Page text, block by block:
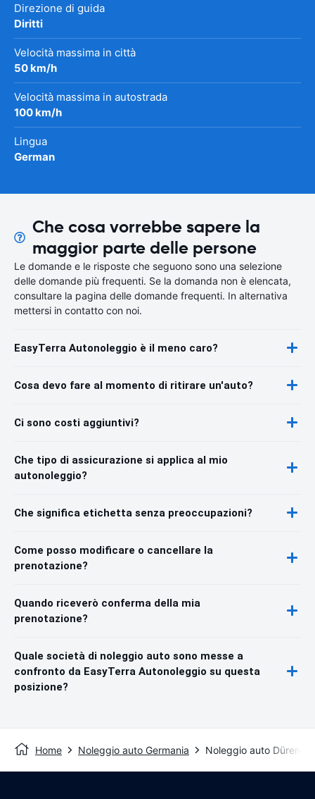
Direzione di guida
Diritti
Velocità massima in città
50 km/h
Velocità massima in autostrada
100 km/h
Lingua
German
Che cosa vorrebbe sapere la
maggior parte delle persone
Le domande e le risposte che seguono sono una selezione
delle domande più frequenti. Se la domanda non è elencata,
consultare la pagina delle domande frequenti. In alternativa
mettersi in contatto con noi.
EasyTerra Autonoleggio è il meno caro?
Cosa devo fare al momento di ritirare un'auto?
Ci sono costi aggiuntivi?
Che tipo di assicurazione si applica al mio
autonoleggio?
Che significa etichetta senza preoccupazioni?
Come posso modificare o cancellare la
prenotazione?
Quando riceverò conferma della mia
prenotazione?
Quale società di noleggio auto sono messe a
confronto da EasyTerra Autonoleggio su questa
posizione?
Home Noleggio auto Germania Noleggio auto Düren